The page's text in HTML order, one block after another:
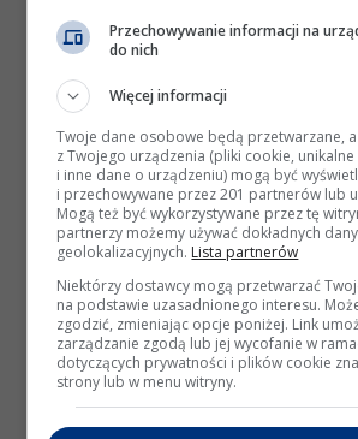
Przechowywanie informacji na
do nich
Więcej informacji
Twoje dane osobowe będą przetwarzane,
z Twojego urządzenia (pliki cookie,
i inne dane o urządzeniu) mogą być
i przechowywane przez 201 partnerów lub
Mogą też być wykorzystywane przez tę
partnerzy możemy używać dokładnych
geolokalizacyjnych. Lista partnerów
Niektórzy dostawcy mogą przetwarzać
na podstawie uzasadnionego interesu.
zgodzić, zmieniając opcje poniżej. Link
zarządzanie zgodą lub jej wycofanie w
dotyczących prywatności i plików cookie
strony lub w menu witryny.